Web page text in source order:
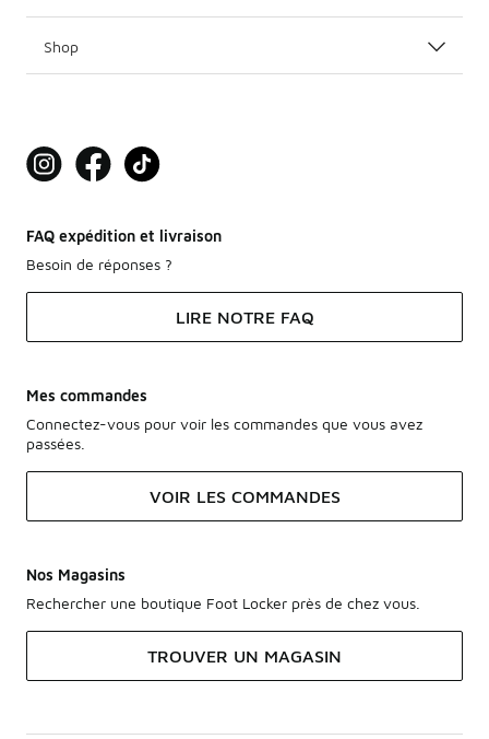
Shop
FAQ expédition et livraison
Besoin de réponses ?
LIRE NOTRE FAQ
Mes commandes
Connectez-vous pour voir les commandes que vous avez
passées.
VOIR LES COMMANDES
Nos Magasins
Rechercher une boutique Foot Locker près de chez vous.
TROUVER UN MAGASIN